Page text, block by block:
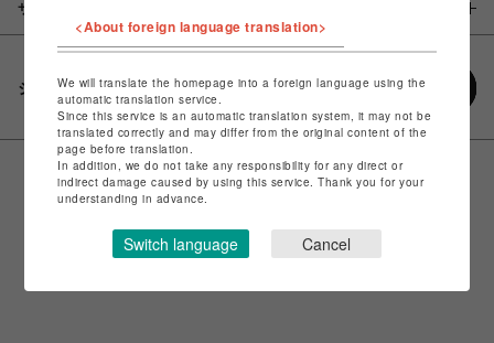
サイズ
シェアする
<About foreign language translation>
We will translate the homepage into a foreign language using the
automatic translation service.
Since this service is an automatic translation system, it may not be
translated correctly and may differ from the original content of the
page before translation.
In addition, we do not take any responsibility for any direct or
indirect damage caused by using this service. Thank you for your
understanding in advance.
Switch language Cancel